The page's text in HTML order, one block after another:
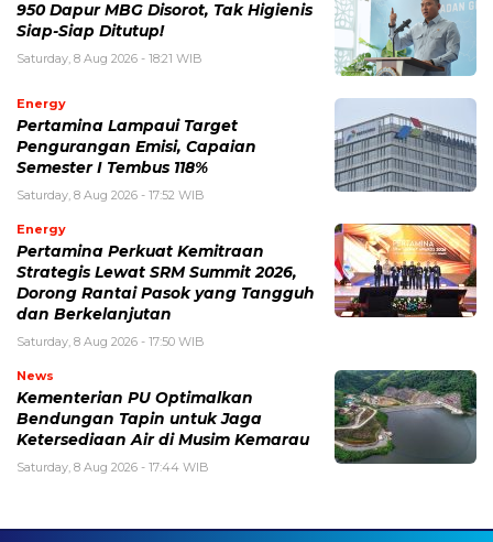
950 Dapur MBG Disorot, Tak Higienis
Siap-Siap Ditutup!
Saturday, 8 Aug 2026 - 18:21 WIB
Energy
Pertamina Lampaui Target
Pengurangan Emisi, Capaian
Semester I Tembus 118%
Saturday, 8 Aug 2026 - 17:52 WIB
Energy
Pertamina Perkuat Kemitraan
Strategis Lewat SRM Summit 2026,
Dorong Rantai Pasok yang Tangguh
dan Berkelanjutan
Saturday, 8 Aug 2026 - 17:50 WIB
News
Kementerian PU Optimalkan
Bendungan Tapin untuk Jaga
Ketersediaan Air di Musim Kemarau
Saturday, 8 Aug 2026 - 17:44 WIB